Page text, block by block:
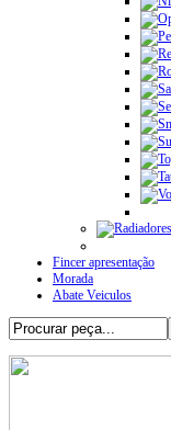
Fincer apresentação
Morada
Abate Veiculos